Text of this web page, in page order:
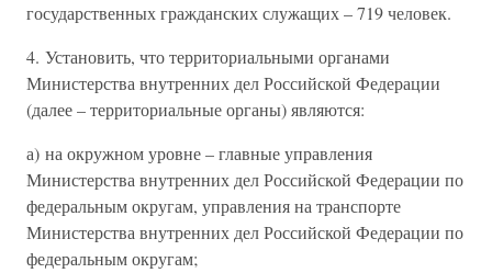
государственных гражданских служащих – 719 человек.
4. Установить, что территориальными органами
Министерства внутренних дел Российской Федерации
(далее – территориальные органы) являются:
а) на окружном уровне – главные управления
Министерства внутренних дел Российской Федерации по
федеральным округам, управления на транспорте
Министерства внутренних дел Российской Федерации по
федеральным округам;